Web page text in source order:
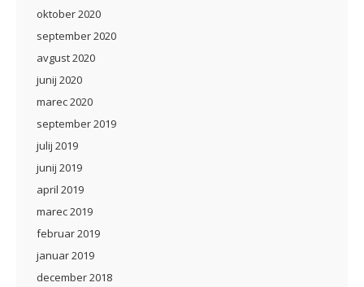
oktober 2020
september 2020
avgust 2020
junij 2020
marec 2020
september 2019
julij 2019
junij 2019
april 2019
marec 2019
februar 2019
januar 2019
december 2018